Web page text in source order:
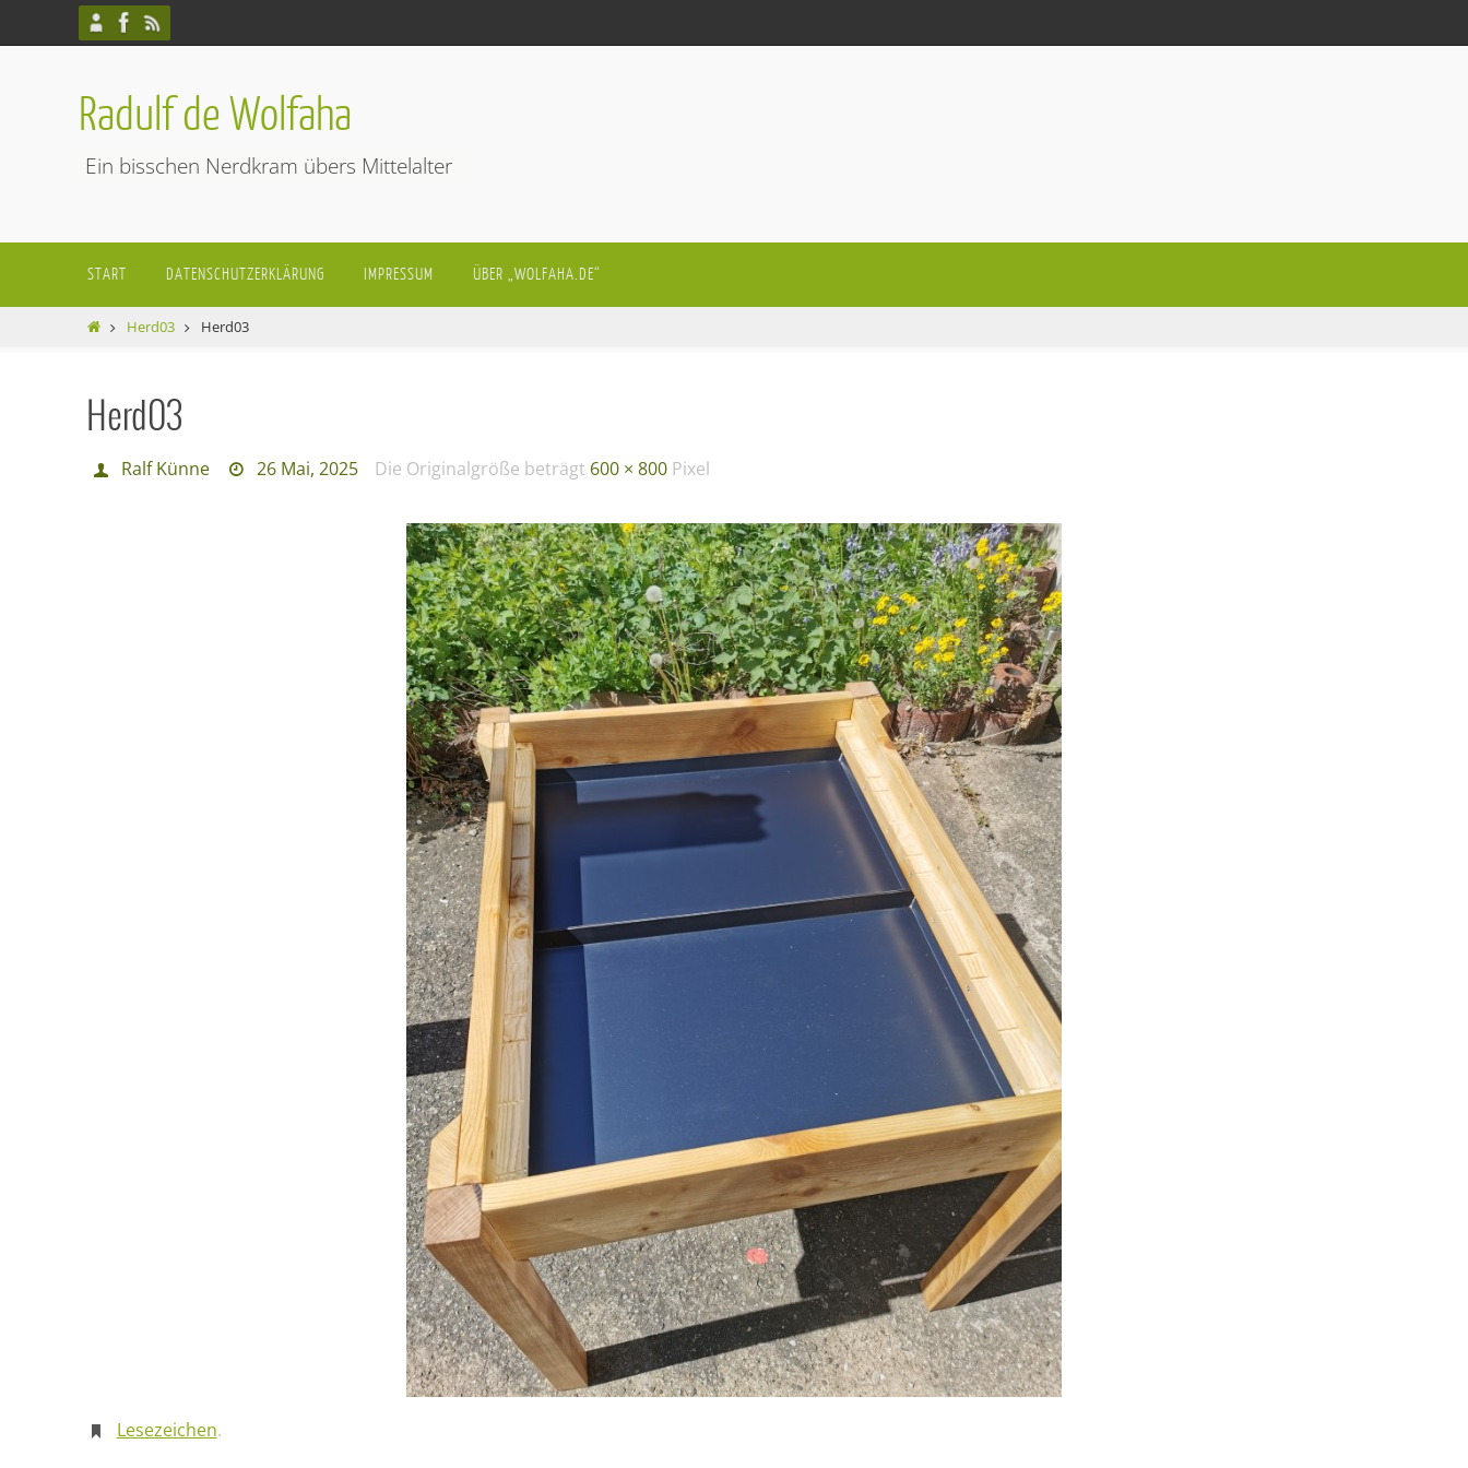
Inhalt
Radulf de Wolfaha
Ein bisschen Nerdkram übers Mittelalter
springen
START DATENSCHUTZERKLÄRUNG IMPRESSUM ÜBER „WOLFAHA.DE“
StartHerd03 Herd03
Herd03
Ralf Künne 26 Mai, 2025 Die Originalgröße beträgt 600 × 800 Pixel
Lesezeichen.